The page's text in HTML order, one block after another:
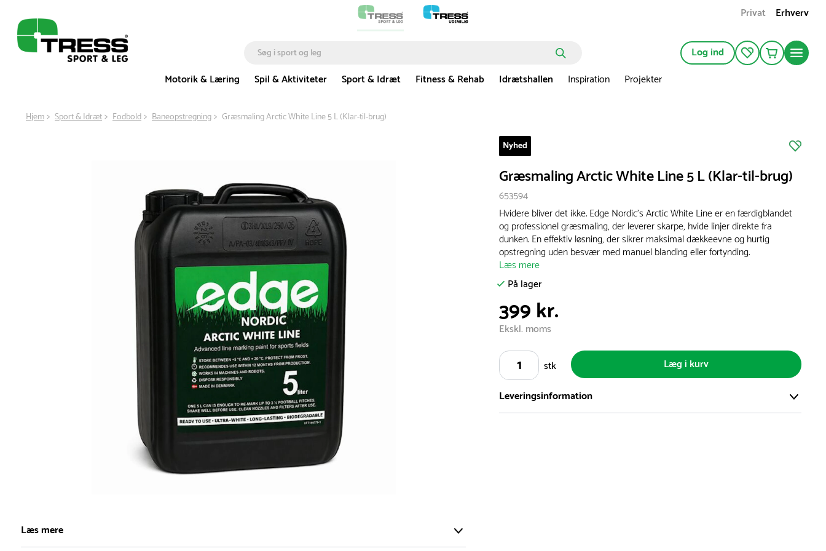
Privat Erhverv
Log ind
Motorik & Læring
Spil & Aktiviteter Sport & Idræt Fitness & Rehab Idrætshallen Inspiration Projekter
Hjem Sport & Idræt Fodbold Baneopstregning Græsmaling Arctic White Line 5 L (Klar-til-brug)
1
of
Læs mere
Nyhed
Græsmaling Arctic White Line 5 L (Klar-til-brug)
653594
Hvidere bliver det ikke. Edge Nordic’s Arctic White Line er en færdigblandet
og professionel græsmaling, der leverer skarpe, hvide linjer direkte fra
dunken. En effektiv løsning, der sikrer maksimal dækkeevne og hurtig
opstregning uden besvær med manuel blanding eller fortynding.
Læs mere
På lager
399 kr.
Ekskl. moms
stk
Læg i kurv
Leveringsinformation